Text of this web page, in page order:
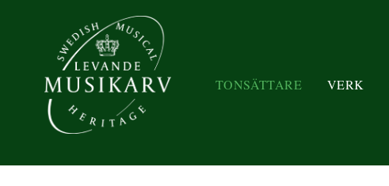
TONSÄTTARE VERK